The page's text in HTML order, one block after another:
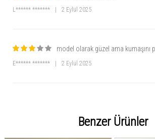
L****** ******* 2 Eylül 2025
model olarak güzel ama kumaşını
E****** ******* 2 Eylül 2025
Benzer Ürünler